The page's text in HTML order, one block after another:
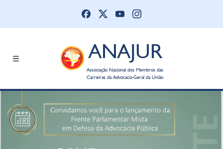
ANAJUR
Associação Nacional dos Membros das
Carreiras da Advocacia-Geral da União